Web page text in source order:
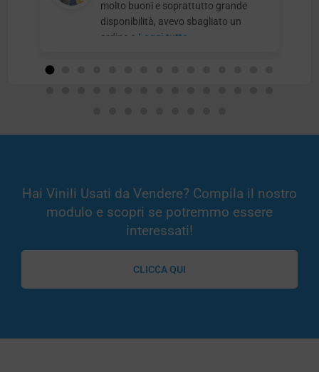
molto buoni e soprattutto grande
disponibilità, avevo sbagliato un
ordine e Leggi tutto
Hai Vinili Usati da Vendere? Compila il nostro
modulo e scopri se potremmo essere
interessati!
CLICCA QUI